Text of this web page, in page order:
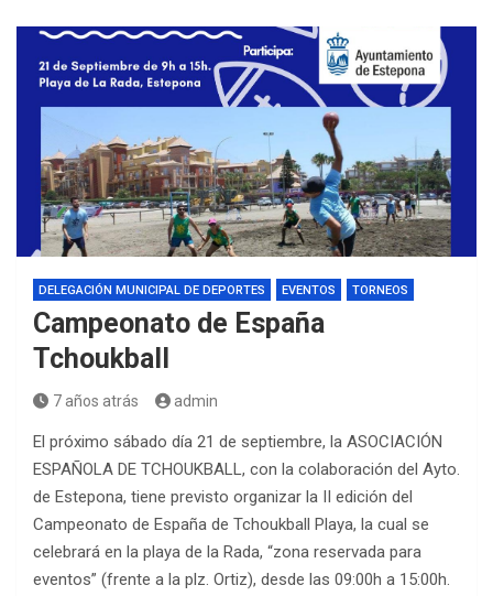
DELEGACIÓN MUNICIPAL DE DEPORTES EVENTOS TORNEOS
Campeonato de España
Tchoukball
7 años atrás admin
El próximo sábado día 21 de septiembre, la ASOCIACIÓN
ESPAÑOLA DE TCHOUKBALL, con la colaboración del Ayto.
de Estepona, tiene previsto organizar la II edición del
Campeonato de España de Tchoukball Playa, la cual se
celebrará en la playa de la Rada, “zona reservada para
eventos” (frente a la plz. Ortiz), desde las 09:00h a 15:00h.